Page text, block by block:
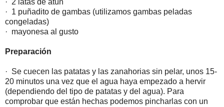
· 2 latas de atún
· 1 puñadito de gambas (utilizamos gambas peladas
congeladas)
· mayonesa al gusto
Preparación
· Se cuecen las patatas y las zanahorias sin pelar, unos 15-
20 minutos una vez que el agua haya empezado a hervir
(dependiendo del tipo de patatas y del agua). Para
comprobar que están hechas podemos pincharlas con un